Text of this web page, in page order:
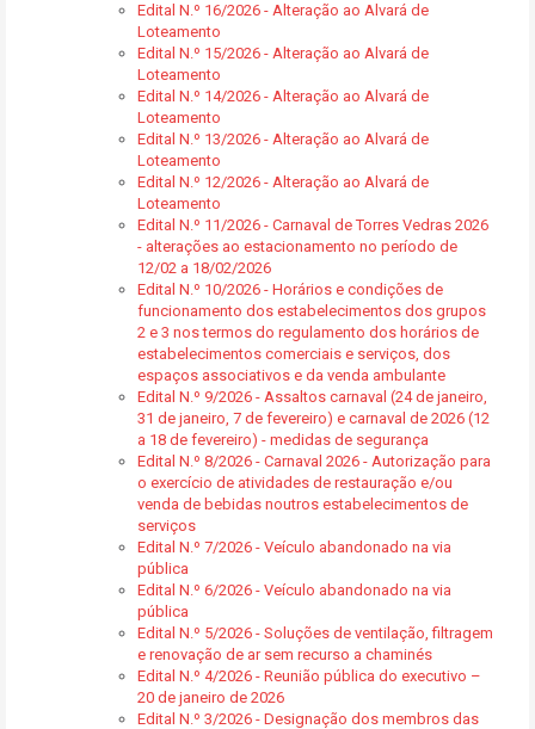
Edital N.º 16/2026 - Alteração ao Alvará de
Loteamento
Edital N.º 15/2026 - Alteração ao Alvará de
Loteamento
Edital N.º 14/2026 - Alteração ao Alvará de
Loteamento
Edital N.º 13/2026 - Alteração ao Alvará de
Loteamento
Edital N.º 12/2026 - Alteração ao Alvará de
Loteamento
Edital N.º 11/2026 - Carnaval de Torres Vedras 2026
- alterações ao estacionamento no período de
12/02 a 18/02/2026
Edital N.º 10/2026 - Horários e condições de
funcionamento dos estabelecimentos dos grupos
2 e 3 nos termos do regulamento dos horários de
estabelecimentos comerciais e serviços, dos
espaços associativos e da venda ambulante
Edital N.º 9/2026 - Assaltos carnaval (24 de janeiro,
31 de janeiro, 7 de fevereiro) e carnaval de 2026 (12
a 18 de fevereiro) - medidas de segurança
Edital N.º 8/2026 - Carnaval 2026 - Autorização para
o exercício de atividades de restauração e/ou
venda de bebidas noutros estabelecimentos de
serviços
Edital N.º 7/2026 - Veículo abandonado na via
pública
Edital N.º 6/2026 - Veículo abandonado na via
pública
Edital N.º 5/2026 - Soluções de ventilação, filtragem
e renovação de ar sem recurso a chaminés
Edital N.º 4/2026 - Reunião pública do executivo –
20 de janeiro de 2026
Edital N.º 3/2026 - Designação dos membros das